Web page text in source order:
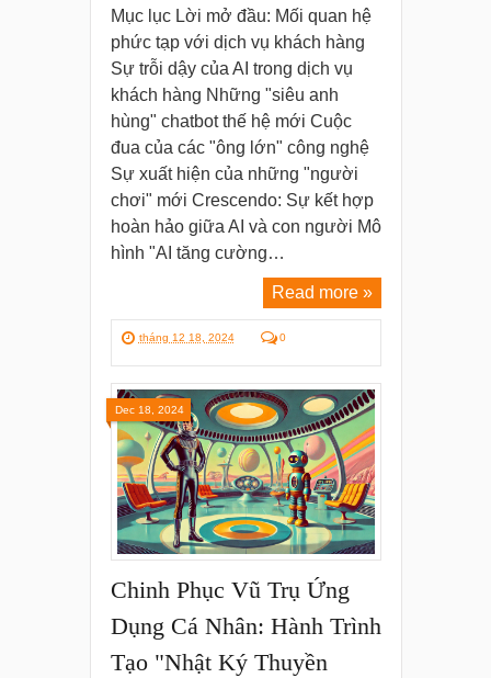
Mục lục Lời mở đầu: Mối quan hệ
phức tạp với dịch vụ khách hàng
Sự trỗi dậy của AI trong dịch vụ
khách hàng Những "siêu anh
hùng" chatbot thế hệ mới Cuộc
đua của các "ông lớn" công nghệ
Sự xuất hiện của những "người
chơi" mới Crescendo: Sự kết hợp
hoàn hảo giữa AI và con người Mô
hình "AI tăng cường…
Read more »
tháng 12 18, 2024 0
Chinh Phục Vũ Trụ Ứng
Dụng Cá Nhân: Hành Trình
Tạo "Nhật Ký Thuyền
Dec 18, 2024